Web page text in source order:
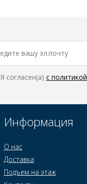
Я согласен(a) с
Информация
О нас
Доставка
Подъем на этаж